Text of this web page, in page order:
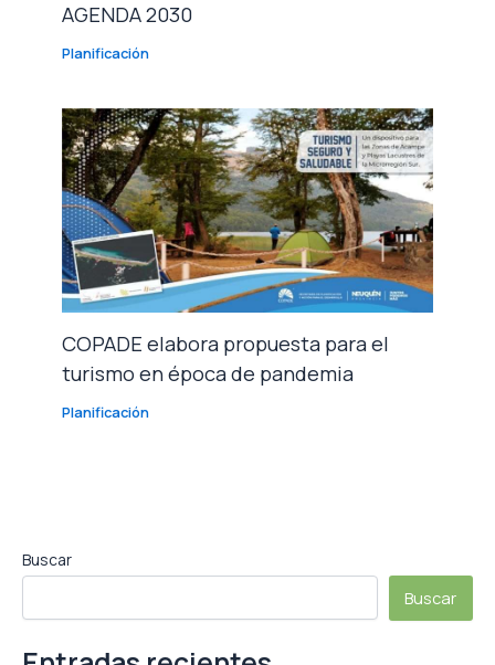
AGENDA 2030
Planificación
COPADE elabora propuesta para el
turismo en época de pandemia
Planificación
Buscar
Buscar